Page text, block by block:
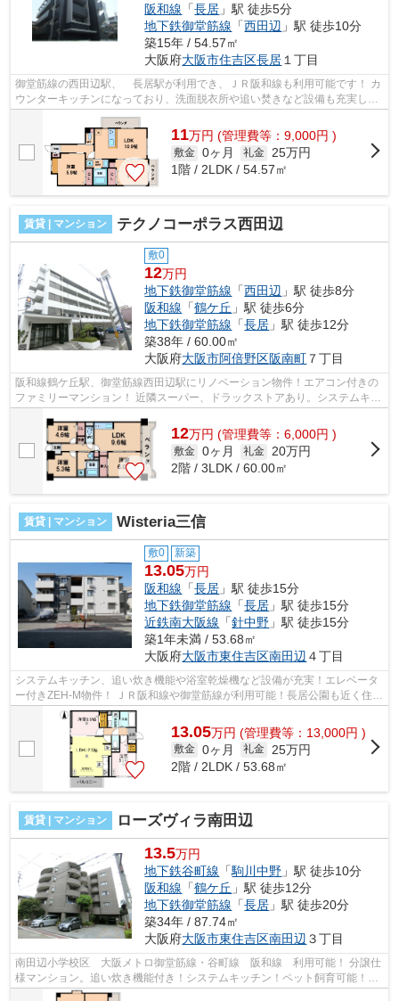
阪和線 「長居 」駅 徒歩5分
地下鉄御堂筋線 「西田辺 」駅 徒歩10分
築15年 / 54.57㎡
大阪府大阪市住吉区長居 １丁目
御堂筋線の西田辺駅、 長居駅が利用でき、ＪＲ阪和線も利用可能です！ カ
ウンターキッチンになっており、洗面脱衣所や追い焚きなど設備も充実して
おります！ ■□■□■□■□■□■□■□■□■□■□■...
11万円 (管理費等：9,000円 )
敷金 0ヶ月 礼金 25万円
1階 / 2LDK / 54.57㎡
賃貸 | マンション テクノコーポラス西田辺
敷0
12万円
地下鉄御堂筋線 「西田辺 」駅 徒歩8分
阪和線 「鶴ケ丘 」駅 徒歩6分
地下鉄御堂筋線 「長居 」駅 徒歩12分
築38年 / 60.00㎡
大阪府大阪市阿倍野区阪南町 ７丁目
阪和線鶴ケ丘駅、御堂筋線西田辺駅にリノベーション物件！エアコン付きの
ファミリーマンション！ 近隣スーパー、ドラックストアあり。システムキッ
チンや追い焚き機能、オートロック...
12万円 (管理費等：6,000円 )
敷金 0ヶ月 礼金
20万円
2階 / 3LDK / 60.00㎡
賃貸 | マンション Wisteria三信
敷0 新築
13.05万円
阪和線 「長居 」駅 徒歩15分
地下鉄御堂筋線 「長居 」駅 徒歩15分
近鉄南大阪線 「針中野 」駅 徒歩15分
築1年未満 / 53.68㎡
大阪府大阪市東住吉区南田辺 ４丁目
システムキッチン、追い炊き機能や浴室乾燥機など設備が充実！エレベータ
ー付きZEH-M物件！ ＪＲ阪和線や御堂筋線が利用可能！長居公園も近く住み
13.05万円 (管理費等：13,000円 )
敷金 0ヶ月 礼金
25万円
2階 / 2LDK / 53.68㎡
賃貸 | マンション ローズヴィラ南田辺
13.5万円
地下鉄谷町線 「駒川中野 」駅 徒歩10分
阪和線 「鶴ケ丘 」駅 徒歩12分
地下鉄御堂筋線 「長居 」駅 徒歩20分
築34年 / 87.74㎡
大阪府大阪市東住吉区南田辺 ３丁目
南田辺小学校区 大阪メトロ御堂筋線・谷町線 阪和線 利用可能！ 分譲仕
様マンション。追い炊き機能付き！システムキッチン！ペット飼育可能！
■□■□■□■□■□■□■□■□■□■□■□■□■□■□■□■□■...